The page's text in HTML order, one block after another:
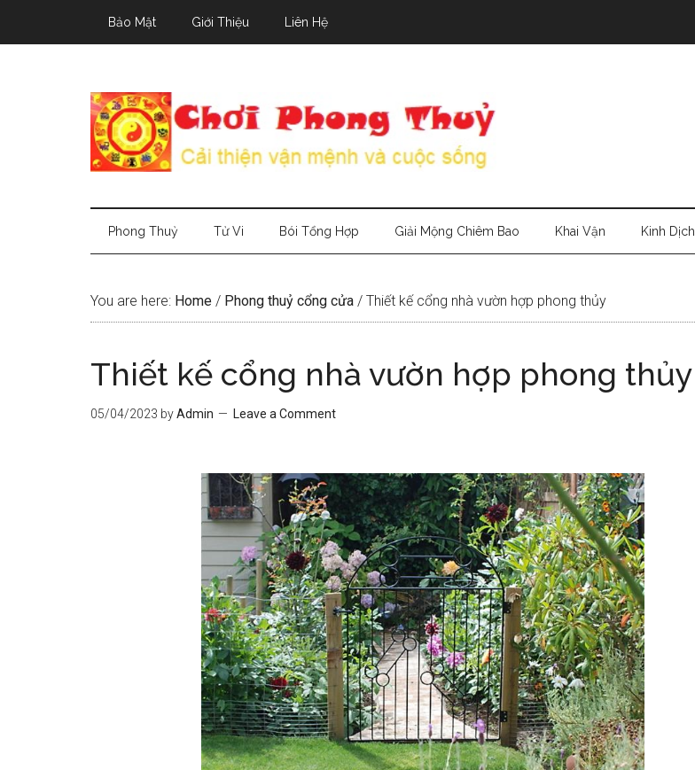
Bảo Mật Giới Thiệu Liên Hệ
Phong Thuỷ Tử Vi Bói Tổng Hợp Giải Mộng Chiêm Bao Khai Vận Kinh Dịch
You are here: Home / Phong thuỷ cổng cửa / Thiết kế cổng nhà vườn hợp phong thủy
Thiết kế cổng nhà vườn hợp phong thủy
05/04/2023 byAdmin Leave a Comment